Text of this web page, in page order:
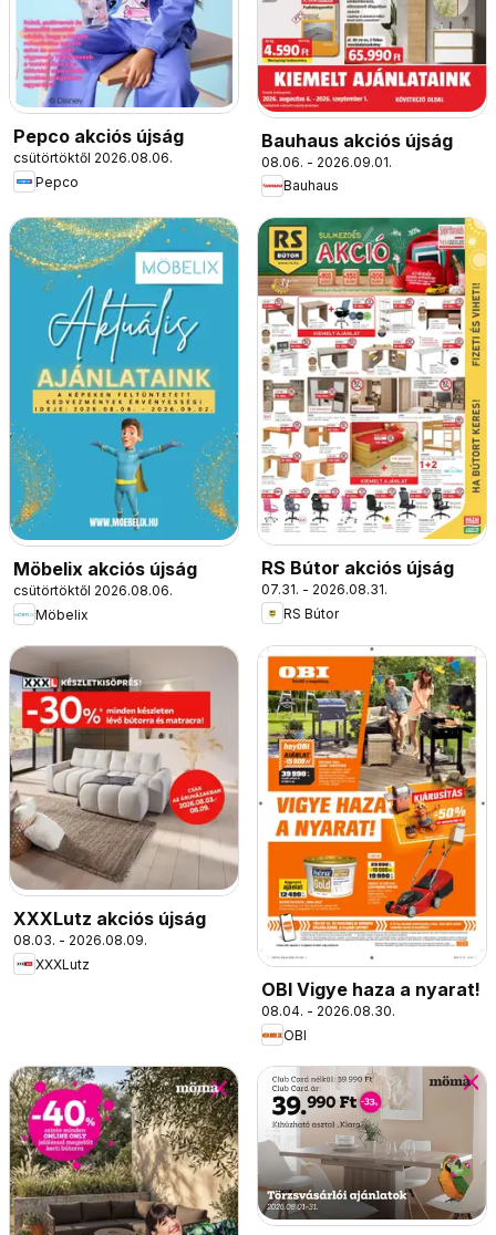
Pepco akciós újság
csütörtöktől 2026.08.06.
Pepco
Bauhaus akciós újság
08.06. - 2026.09.01.
Bauhaus
Möbelix akciós újság
csütörtöktől 2026.08.06.
Möbelix
RS Bútor akciós újság
07.31. - 2026.08.31.
RS Bútor
XXXLutz akciós újság
08.03. - 2026.08.09.
XXXLutz
OBI Vigye haza a nyarat!
08.04. - 2026.08.30.
OBI